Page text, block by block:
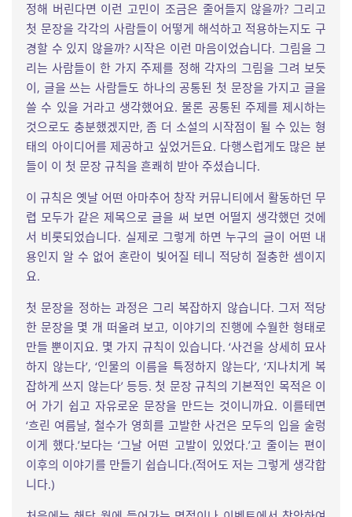
정해 버린다면 이런 고민이 조금은 줄어들지 않을까? 그리고
첫 문장을 각각의 사람들이 어떻게 해석하고 적용하는지도 구
경할 수 있지 않을까? 시작은 이런 마음이었습니다. 그림을 그
리는 사람들이 한 가지 주제를 정해 각자의 그림을 그려 보듯
이, 글을 쓰는 사람들도 하나의 공통된 첫 문장을 가지고 글을
쓸 수 있을 거라고 생각했어요. 물론 공통된 주제를 제시하는
것으로도 충분했겠지만, 좀 더 소설의 시작점이 될 수 있는 형
태의 아이디어를 제공하고 싶었거든요. 다행스럽게도 많은 분
들이 이 첫 문장 규칙을 흔쾌히 받아 주셨습니다.
이 규칙은 옛날 어떤 아마추어 창작 커뮤니티에서 활동하던 무
렵 모두가 같은 제목으로 글을 써 보면 어떨지 생각했던 것에
서 비롯되었습니다. 실제로 그렇게 하면 누구의 글이 어떤 내
용인지 알 수 없어 혼란이 빚어질 테니 적당히 절충한 셈이지
요.
첫 문장을 정하는 과정은 그리 복잡하지 않습니다. 그저 적당
한 문장을 몇 개 떠올려 보고, 이야기의 진행에 수월한 형태로
만들 뿐이지요. 몇 가지 규칙이 있습니다. ‘사건을 상세히 묘사
하지 않는다’, ‘인물의 이름을 특정하지 않는다’, ‘지나치게 복
잡하게 쓰지 않는다’ 등등. 첫 문장 규칙의 기본적인 목적은 이
어 가기 쉽고 자유로운 문장을 만드는 것이니까요. 이를테면
‘흐린 여름날, 철수가 영희를 고발한 사건은 모두의 입을 술렁
이게 했다.’보다는 ‘그날 어떤 고발이 있었다.’고 줄이는 편이
이후의 이야기를 만들기 쉽습니다.(적어도 저는 그렇게 생각합
니다.)